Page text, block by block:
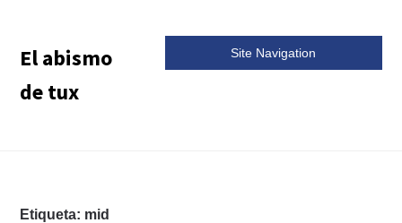
El abismo
de tux
Site Navigation
Etiqueta: mid